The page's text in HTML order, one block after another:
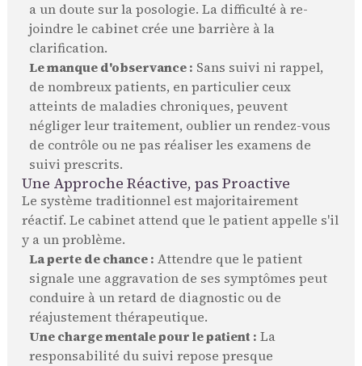
a un doute sur la posologie. La difficulté à re-
joindre le cabinet crée une barrière à la
clarification.
Le manque d'observance : Sans suivi ni rappel,
de nombreux patients, en particulier ceux
atteints de maladies chroniques, peuvent
négliger leur traitement, oublier un rendez-vous
de contrôle ou ne pas réaliser les examens de
suivi prescrits.
Une Approche Réactive, pas Proactive
Le système traditionnel est majoritairement
réactif. Le cabinet attend que le patient appelle s'il
y a un problème.
La perte de chance : Attendre que le patient
signale une aggravation de ses symptômes peut
conduire à un retard de diagnostic ou de
réajustement thérapeutique.
Une charge mentale pour le patient : La
responsabilité du suivi repose presque